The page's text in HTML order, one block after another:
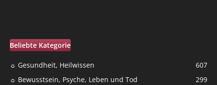
Beliebte Kategorie
☼ Gesundheit, Heilwissen
607
☼ Bewusstsein, Psyche, Leben und Tod
299